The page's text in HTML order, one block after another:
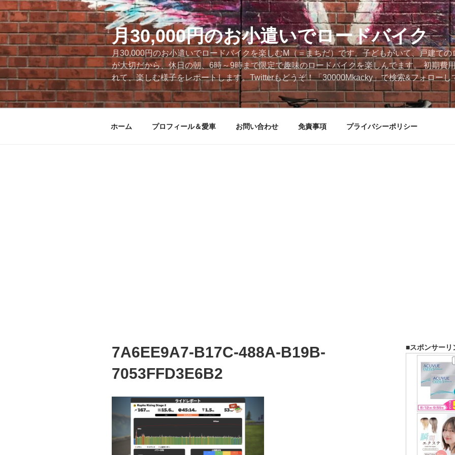
ン
テ
ン
ツ
へ
ス
キ
ッ
月30,000円のお小遣いでロードバイク
月30,000円のお小遣いでロードバイクを楽しむM（＝まちだ）です。子どもがいて、戸建て
が大切だから、休日の朝、6時～9時まで限定で趣味のロードバイクを楽しんでます。 初期費
れて、楽しむ様子をレポートします。Twitterもどうぞ！「30000Mkacky」で検索&フォローし
ホーム プロフィール＆愛車 お問い合わせ 免責事項 プライバシーポリシー
7A6EE9A7-B17C-488A-B19B-
7053FFD3E6B2
■スポンサーリ